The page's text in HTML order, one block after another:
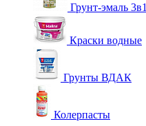
Грунт-эмаль 3в1
Краски водные
Грунты ВДАК
Колерпасты